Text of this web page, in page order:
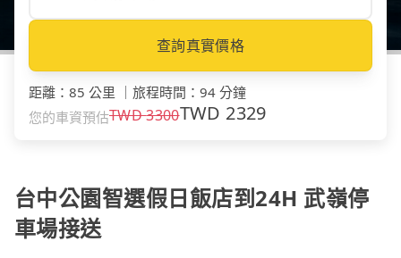
查詢真實價格
距離 ： 85 公里 旅程時間 ： 94 分鐘
您的車資預估TWD3300TWD 2329
台中公園智選假日飯店到24H 武嶺停
車場接送